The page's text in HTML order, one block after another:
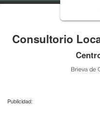
Consultorio
Brieva de
Publicidad: